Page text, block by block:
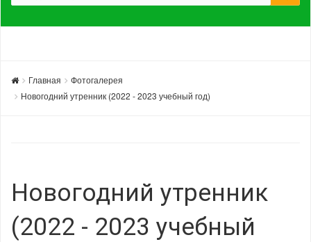
Главная
Фотогалерея
Новогодний утренник (2022 - 2023 учебный год)
Новогодний утренник
(2022 - 2023 учебный